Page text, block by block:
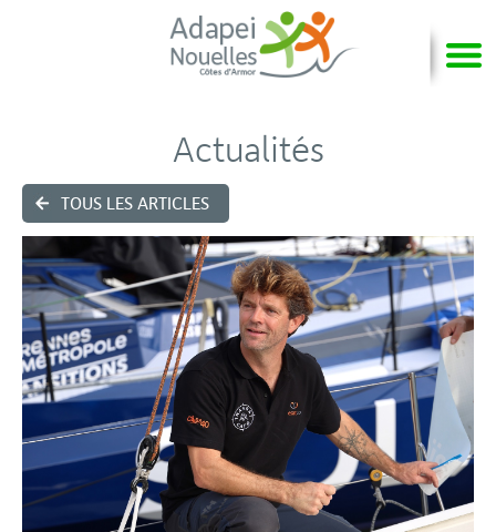
TOUS LES ARTICLES
Actualités